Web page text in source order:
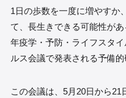
1日の歩数を一度に増やすか
て、長生きできる可能性が
年疫学・予防・ライフスタ
ルス会議で発表される予備
この会議は、5月20日から